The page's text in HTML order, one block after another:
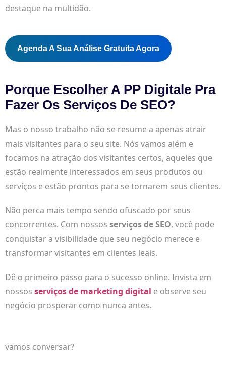
destaque na multidão.
Agenda A Sua Análise Gratuita Agora
Porque Escolher A PP Digitale Pra
Fazer Os Serviços De SEO?
Mas o nosso trabalho não se resume a apenas atrair
mais visitantes para o seu site. Nós vamos além e
focamos na atração dos visitantes certos, aqueles que
estão realmente interessados em seus produtos ou
serviços e estão prontos para se tornarem seus clientes.
Não perca mais tempo sendo ofuscado por seus
concorrentes. Com nossos serviços de SEO, você pode
conquistar a visibilidade que seu negócio merece e
transformar visitantes em clientes leais.
Dê o primeiro passo para o sucesso online. Invista em
nossos serviços de marketing digital e observe seu
negócio prosperar como nunca antes.
vamos conversar?